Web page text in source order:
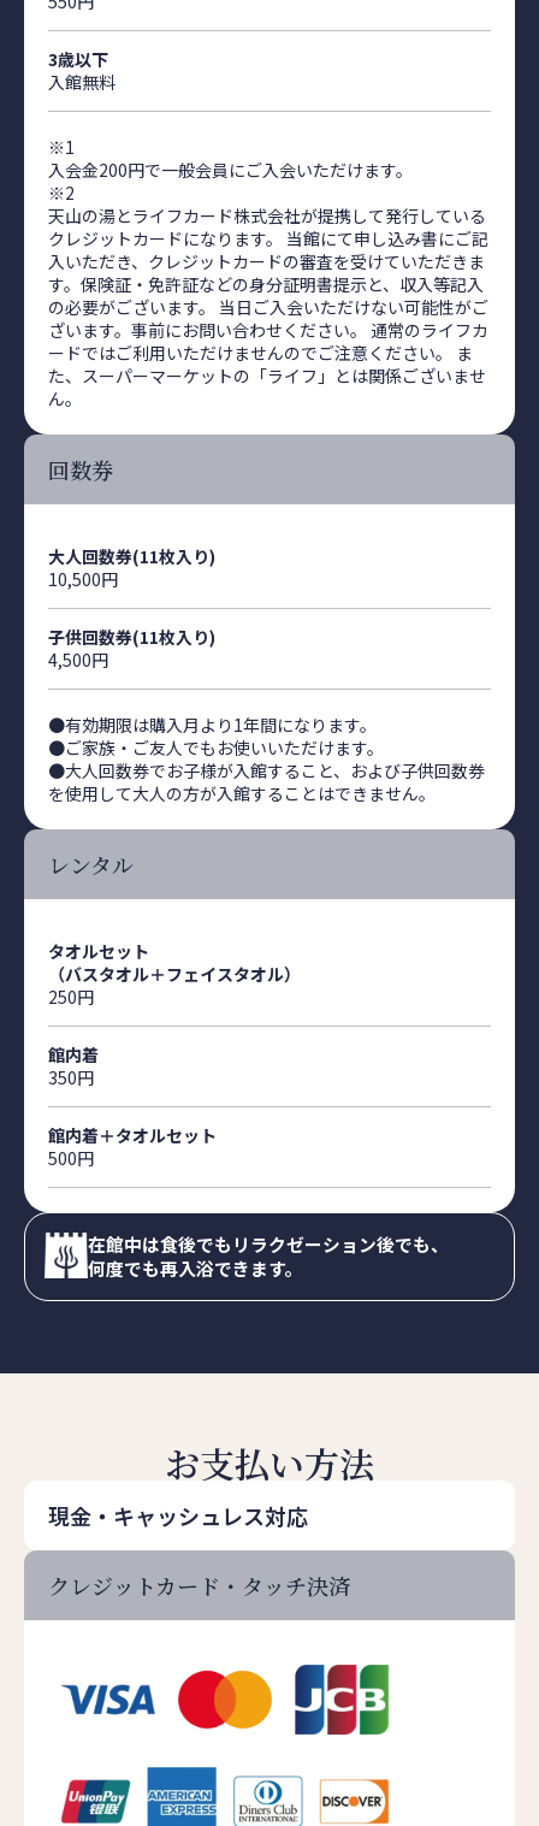
3歳以下
入館無料
※1
入会金200円で一般会員にご入会いただけます。
※2
天山の湯とライフカード株式会社が提携して発行している
クレジットカードになります。 当館にて申し込み書にご記
入いただき、クレジットカードの審査を受けていただきま
す。保険証・免許証などの身分証明書提示と、収入等記入
の必要がございます。 当日ご入会いただけない可能性がご
ざいます。事前にお問い合わせください。 通常のライフカ
ードではご利用いただけませんのでご注意ください。 ま
た、スーパーマーケットの「ライフ」とは関係ございませ
ん。
回数券
大人回数券(11枚入り)
10,500円
子供回数券(11枚入り)
4,500円
●有効期限は購入月より1年間になります。
●ご家族・ご友人でもお使いいただけます。
●大人回数券でお子様が入館すること、および子供回数券
を使用して大人の方が入館することはできません。
レンタル
タオルセット
（バスタオル＋フェイスタオル）
250円
館内着
350円
館内着＋タオルセット
500円
在館中は食後でもリラクゼーション後でも、
何度でも再入浴できます。
お支払い方法
現金・キャッシュレス対応
クレジットカード・タッチ決済